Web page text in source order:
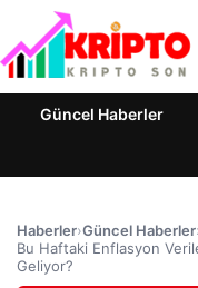
Güncel Haberler
Haberler›Güncel Haberler
Bu Haftaki Enflasyon
Geliyor?